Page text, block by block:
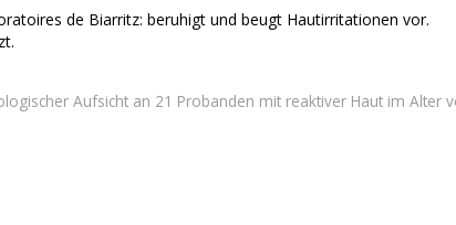
de Biarritz: beruhigt und beugt Hautirritationen vor.
Aufsicht an 21 Probanden mit reaktiver Haut im